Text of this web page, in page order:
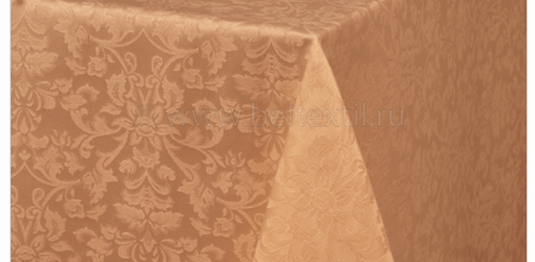
Оплата и доставка
Как оформить заказ
Вакансии
Как нас найти
Написать нам
Доверенность на
получение груза
Документы по работе с
персональными данными
Письмо руководителю